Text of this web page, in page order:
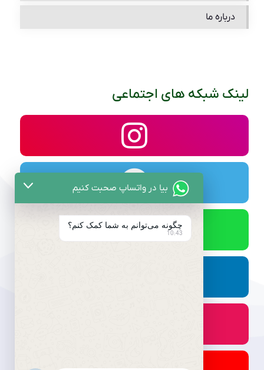
درباره ما
لینک شبکه های اجتماعی
بیا در واتساپ صحبت کنیم
چگونه می‌توانم به شما کمک کنم؟
10:43